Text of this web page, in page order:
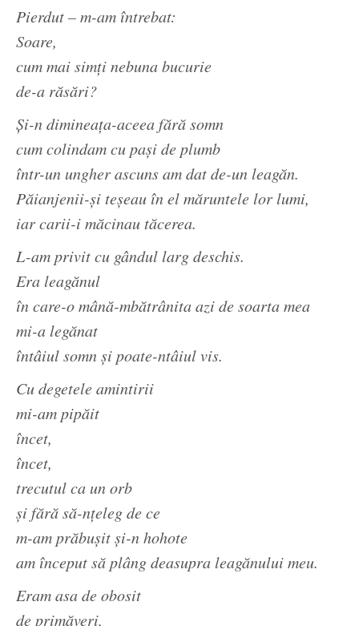
Pierdut – m-am întrebat:
Soare,
cum mai simți nebuna bucurie
de-a răsări?
Și-n dimineața-aceea fără somn
cum colindam cu pași de plumb
într-un ungher ascuns am dat de-un leagăn.
Păianjenii-și teșeau în el măruntele lor lumi,
iar carii-i măcinau tăcerea.
L-am privit cu gândul larg deschis.
Era leagănul
în care-o mână-mbătrânita azi de soarta mea
mi-a legănat
întâiul somn și poate-ntâiul vis.
Cu degetele amintirii
mi-am pipăit
încet,
încet,
trecutul ca un orb
și fără să-nțeleg de ce
m-am prăbușit și-n hohote
am început să plâng deasupra leagănului meu.
Eram asa de obosit
de primăveri,